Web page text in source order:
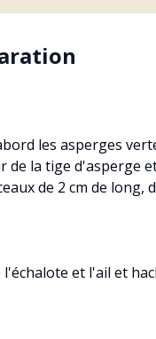
les asperges
de la tige d'asperge
de 2 cm de long,
l'échalote et l'ail et